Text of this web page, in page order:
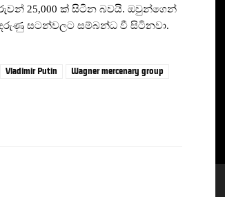
25,000 ක් සිටින බවයි. ඔවුන්ගෙන්
සටන්වලට සම්බන්ධ වී සිටිනවා.
Vladimir Putin Wagner mercenary group